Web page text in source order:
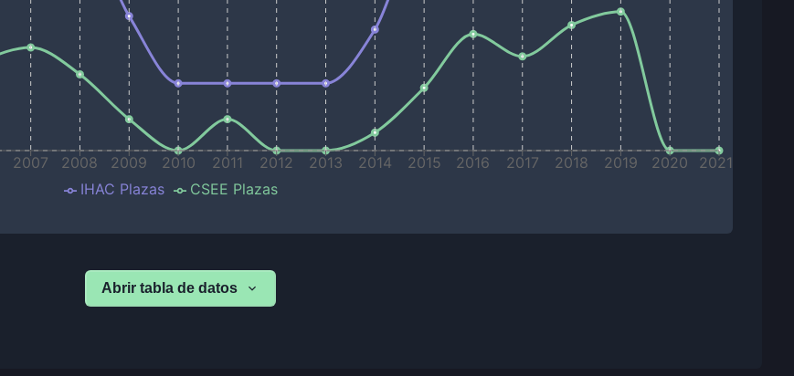
2007 2008 2009 2010 2011 2012 2013 2014 2015 2016 2017 2018 2019 2020 2021
IHAC Plazas CSEE Plazas
Abrir tabla de datos